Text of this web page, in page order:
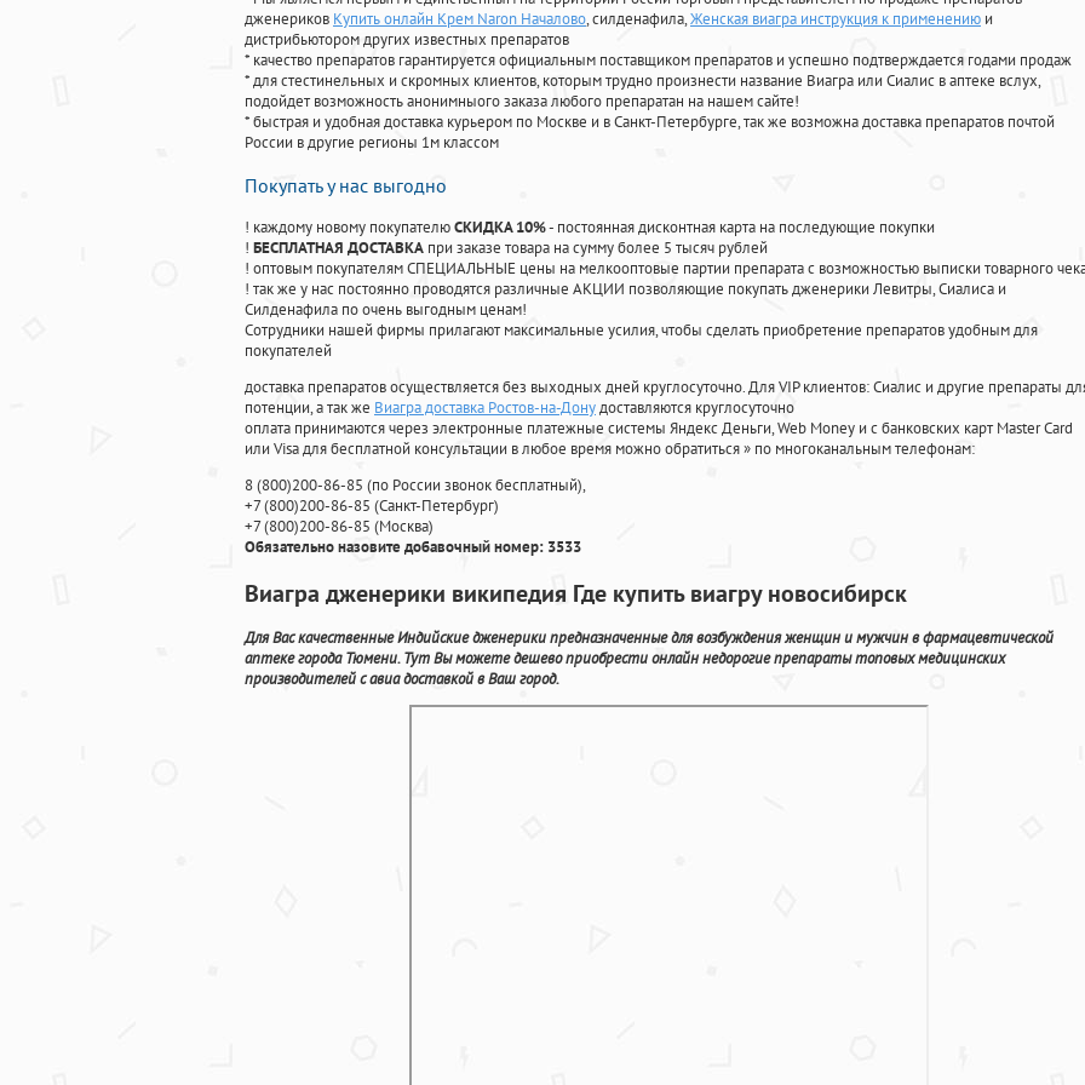
дженериков Купить онлайн Крем Naron Началово, силденафила,Женская виагра инструкция к применению и
дистрибьютором других известных препаратов
* качество препаратов гарантируется официальным поставщиком препаратов и успешно подтверждается годами продаж
* для стестинельных и скромных клиентов, которым трудно произнести название Виагра или Сиалис в аптеке вслух,
подойдет возможность анонимныого заказа любого препаратан на нашем сайте!
* быстрая и удобная доставка курьером по Москве и в Санкт-Петербурге, так же возможна доставка препаратов почтой
России в другие регионы 1м классом
Покупать у нас выгодно
! каждому новому покупателюСКИДКА 10%- постоянная дисконтная карта на последующие покупки
! БЕСПЛАТНАЯ ДОСТАВКА при заказе товара на сумму более 5 тысяч рублей
! оптовым покупателям СПЕЦИАЛЬНЫЕ цены на мелкооптовые партии препарата с возможностью выписки товарного
! так же у нас постоянно проводятся различные АКЦИИ позволяющие покупать дженерики Левитры, Сиалиса и
Силденафила по очень выгодным ценам!
Cотрудники нашей фирмы прилагают максимальные усилия, чтобы сделать приобретение препаратов удобным для
покупателей
доставка препаратов осуществляется без выходных дней круглосуточно. Для VIP клиентов: Сиалис и другие препараты
потенции, а так же Виагра доставка Ростов-на-Донудоставляются круглосуточно
оплата принимаются через электронные платежные системы Яндекс Деньги, Web Money и с банковских карт Master Card
или Visa для бесплатной консультации в любое время можно обратиться» по многоканальным телефонам:
8(800)200-86-85 (по России звонок бесплатный),
+7(800)200-86-85 (Санкт-Петербург)
+7(800)200-86-85 (Москва)
Обязательно назовите добавочный номер: 3533
Виагра дженерики википедия Где купить виагру новосибирск
Для Вас качественные Индийские дженерики предназначенные для возбуждения женщин и мужчин в фармацевтической
аптеке города Тюмени. Тут Вы можете дешево приобрести онлайн недорогие препараты топовых медицинских
производителей с авиа доставкой в Ваш город.